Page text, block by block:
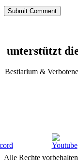
unterstützt
Bestiarium &
Alle Rechte